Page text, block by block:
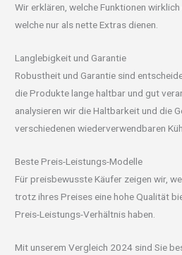
Wir erklären, welche Funktionen
welche nur als nette Extras dienen.
Langlebigkeit und Garantie
Robustheit und Garantie sind
die Produkte lange haltbar und gut
analysieren wir die Haltbarkeit und die
verschiedenen wiederverwendbaren
Beste Preis-Leistungs-Modelle
Für preisbewusste Käufer zeigen wir,
trotz ihres Preises eine hohe Qualität
Preis-Leistungs-Verhältnis haben.
Mit unserem Vergleich 2024 sind Sie